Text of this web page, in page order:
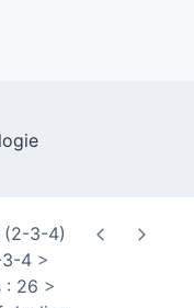
(2-3-4)
3-4
: 26